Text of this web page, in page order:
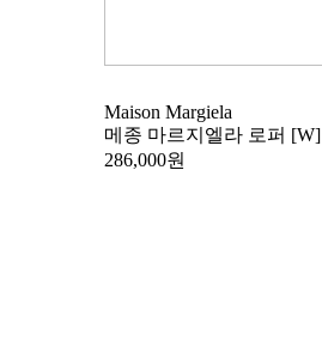
Maison Margiela
메종 마르지엘라 로퍼 [W]
286,000원